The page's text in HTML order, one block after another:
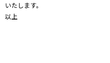
いたします。
以上